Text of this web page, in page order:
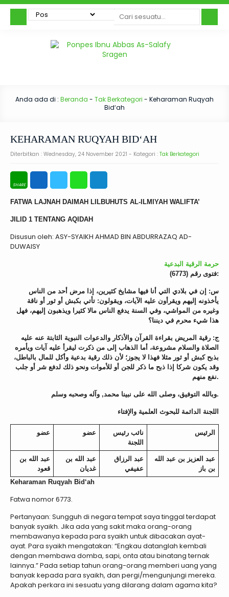
Anda ada di : Beranda - Tak Berkategori - Keharaman Ruqyah
Bid‘ah
KEHARAMAN RUQYAH BID‘AH
Diterbitkan : Wednesday, 24 November 2021 - Kategori : Tak Berkategori
FATWA LAJNAH DAIMAH LILBUHUTS AL-ILMIYAH WALIFTA’
JILID 1 TENTANG AQIDAH
Disusun oleh: ASY-SYAIKH AHMAD BIN ABDURRAZAQ AD-
DUWAISY
حرمة الرقية البدعية
فتوى رقم (6773):
س: إن في بلادي التي أنا فيها مشايخ كثيرين، إذا مرض أحد من الناس
يأخذونه إليهم ويقرأون عليه الآيات، ويقولون: تأتي بكبش أو ثور أو ناقة
وغيره من المواشي، وفي السنة يدفع الناس مالا كثيرا ويذهبون إليهم، فهل
هذا شيء محرم في ديننا؟
ج: رقية المريض بقراءة القرآن والأذكار والدعوات النبوية الثابتة عنه عليه
الصلاة والسلام مشروعة، أما الذهاب إلى من ذكرت ليقرأ عليه آيات ويأمره
بذبح كبش أو ثور مثلا فهذا لا يجوز؛ لأن ذلك رقية بدعية وأكل للمال بالباطل،
وقد يكون شركا إذا ذبح ما ذكر للجن أو للأموات ونحو ذلك لدفع شر أو جلب
نفع منهم.
وبالله التوفيق، وصلى الله على نبينا محمد, وآله وصحبه وسلم.
اللجنة الدائمة للبحوث العلمية والإفتاء
عضو عضو
نائب رئيس
اللجنة
الرئيس
عبد الله بن
قعود
عبد الله بن
غديان
عبد الرزاق
عفيفي
عبد العزيز بن عبد الله
بن باز
Keharaman Ruqyah Bid‘ah
Fatwa nomor 6773.
Pertanyaan: Sungguh di negara tempat saya tinggal terdapat
banyak syaikh. Jika ada yang sakit maka orang-orang
membawanya kepada para syaikh untuk dibacakan ayat-
ayat. Para syaikh mengatakan: “Engkau datanglah kembali
dengan membawa domba, sapi, onta atau binatang ternak
lainnya.” Pada setiap tahun orang-orang memberi uang yang
banyak kepada para syaikh, dan pergi/mengunjungi mereka.
Apakah perkara ini sesuatu yang dilarang dalam agama kita?